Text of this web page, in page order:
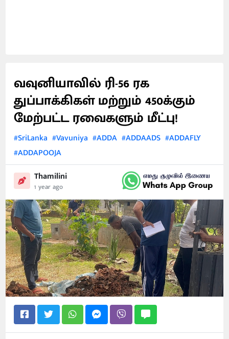
வவுனியாவில் ரி-56 ரக
துப்பாக்கிகள் மற்றும் 450க்கும்
மேற்பட்ட ரவைகளும் மீட்பு!
#SriLanka #Vavuniya #ADDA #ADDAADS #ADDAFLY
#ADDAPOOJA
Thamilini
1 year ago